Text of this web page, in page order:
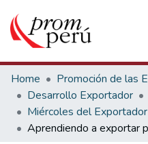
Communities & Collections
All of DSpace
Statistics
Estadísticas Externas
Home
Desarrollo Exportador
Miércoles del Exportador